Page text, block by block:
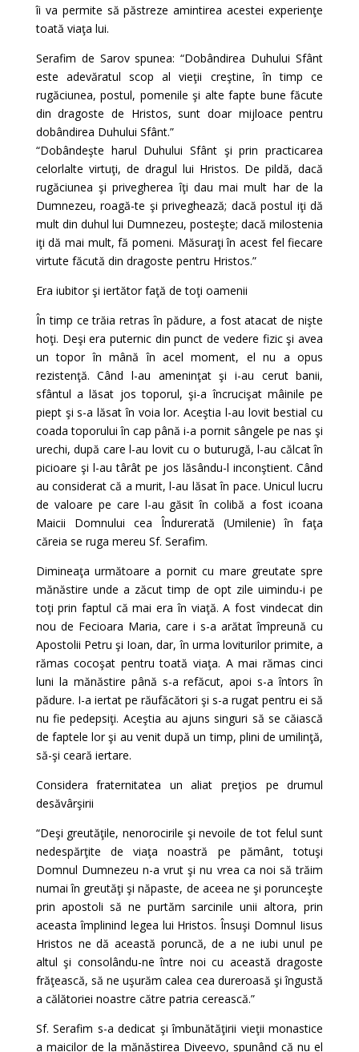
îi va permite să păstreze amintirea acestei experienţe
toată viaţa lui.
Serafim de Sarov spunea: “Dobândirea Duhului Sfânt
este adevăratul scop al vieţii creştine, în timp ce
rugăciunea, postul, pomenile şi alte fapte bune făcute
din dragoste de Hristos, sunt doar mijloace pentru
dobândirea Duhului Sfânt.”
“Dobândeşte harul Duhului Sfânt şi prin practicarea
celorlalte virtuţi, de dragul lui Hristos. De pildă, dacă
rugăciunea şi privegherea îţi dau mai mult har de la
Dumnezeu, roagă-te şi priveghează; dacă postul iţi dă
mult din duhul lui Dumnezeu, posteşte; dacă milostenia
iţi dă mai mult, fă pomeni. Măsuraţi în acest fel fiecare
virtute făcută din dragoste pentru Hristos.”
Era iubitor şi iertător faţă de toţi oamenii
În timp ce trăia retras în pădure, a fost atacat de nişte
hoţi. Deşi era puternic din punct de vedere fizic şi avea
un topor în mână în acel moment, el nu a opus
rezistenţă. Când l-au ameninţat şi i-au cerut banii,
sfântul a lăsat jos toporul, şi-a încrucişat mâinile pe
piept şi s-a lăsat în voia lor. Aceştia l-au lovit bestial cu
coada toporului în cap până i-a pornit sângele pe nas şi
urechi, după care l-au lovit cu o buturugă, l-au călcat în
picioare şi l-au târât pe jos lăsându-l inconştient. Când
au considerat că a murit, l-au lăsat în pace. Unicul lucru
de valoare pe care l-au găsit în colibă a fost icoana
Maicii Domnului cea Îndurerată (Umilenie) în faţa
căreia se ruga mereu Sf. Serafim.
Dimineaţa următoare a pornit cu mare greutate spre
mănăstire unde a zăcut timp de opt zile uimindu-i pe
toţi prin faptul că mai era în viaţă. A fost vindecat din
nou de Fecioara Maria, care i s-a arătat împreună cu
Apostolii Petru şi Ioan, dar, în urma loviturilor primite, a
rămas cocoşat pentru toată viaţa. A mai rămas cinci
luni la mănăstire până s-a refăcut, apoi s-a întors în
pădure. I-a iertat pe răufăcători şi s-a rugat pentru ei să
nu fie pedepsiţi. Aceştia au ajuns singuri să se căiască
de faptele lor şi au venit după un timp, plini de umilinţă,
să-şi ceară iertare.
Considera fraternitatea un aliat preţios pe drumul
desăvârşirii
“Deşi greutăţile, nenorocirile şi nevoile de tot felul sunt
nedespărţite de viaţa noastră pe pământ, totuşi
Domnul Dumnezeu n-a vrut şi nu vrea ca noi să trăim
numai în greutăţi şi năpaste, de aceea ne şi porunceşte
prin apostoli să ne purtăm sarcinile unii altora, prin
aceasta împlinind legea lui Hristos. Însuşi Domnul Iisus
Hristos ne dă această poruncă, de a ne iubi unul pe
altul şi consolându-ne între noi cu această dragoste
frăţească, să ne uşurăm calea cea dureroasă şi îngustă
a călătoriei noastre către patria cerească.”
Sf. Serafim s-a dedicat şi îmbunătăţirii vieţii monastice
a maicilor de la mănăstirea Diveevo, spunând că nu el